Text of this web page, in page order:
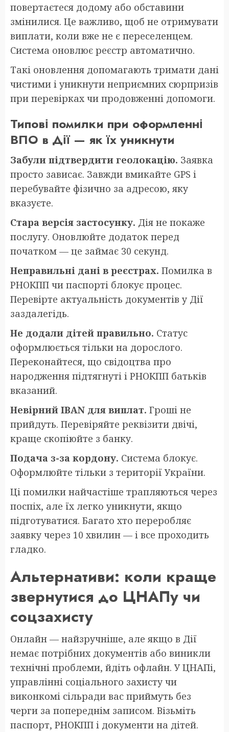
повертаєтеся додому або обставини
змінилися. Це важливо, щоб не отримувати
виплати, коли вже не є переселенцем.
Система оновлює реєстр автоматично.
Такі оновлення допомагають тримати дані
чистими і уникнути неприємних сюрпризів
при перевірках чи продовженні допомоги.
Типові помилки при оформленні
ВПО в Дії — як їх уникнути
Забули підтвердити геолокацію. Заявка
просто зависає. Завжди вмикайте GPS і
перебувайте фізично за адресою, яку
вказуєте.
Стара версія застосунку. Дія не покаже
послугу. Оновлюйте додаток перед
початком — це займає 30 секунд.
Неправильні дані в реєстрах. Помилка в
РНОКПП чи паспорті блокує процес.
Перевірте актуальність документів у Дії
заздалегідь.
Не додали дітей правильно. Статус
оформлюється тільки на дорослого.
Переконайтеся, що свідоцтва про
народження підтягнуті і РНОКПП батьків
вказаний.
Невірний IBAN для виплат. Гроші не
прийдуть. Перевіряйте реквізити двічі,
краще скопіюйте з банку.
Подача з-за кордону. Система блокує.
Оформлюйте тільки з території України.
Ці помилки найчастіше трапляються через
поспіх, але їх легко уникнути, якщо
підготуватися. Багато хто переробляє
заявку через 10 хвилин — і все проходить
гладко.
Альтернативи: коли краще
звернутися до ЦНАПу чи
соцзахисту
Онлайн — найзручніше, але якщо в Дії
немає потрібних документів або виникли
технічні проблеми, йдіть офлайн. У ЦНАПі,
управлінні соціального захисту чи
виконкомі сільради вас приймуть без
черги за попереднім записом. Візьміть
паспорт, РНОКПП і документи на дітей.